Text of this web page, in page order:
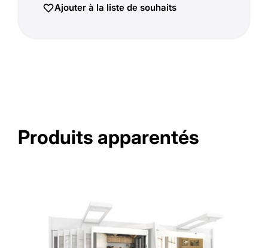
Ajouter à la liste de souhaits
Produits apparentés